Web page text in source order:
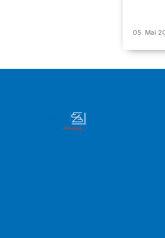
05. Mai